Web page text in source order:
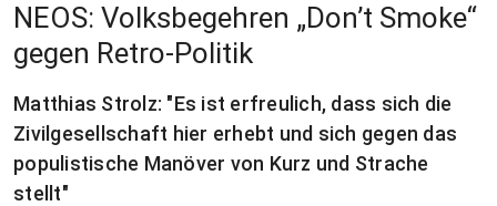
NEOS: Volksbegehren „Don’t Smoke“
gegen Retro-Politik
Matthias Strolz: "Es ist erfreulich, dass sich die
Zivilgesellschaft hier erhebt und sich gegen das
populistische Manöver von Kurz und Strache
stellt"